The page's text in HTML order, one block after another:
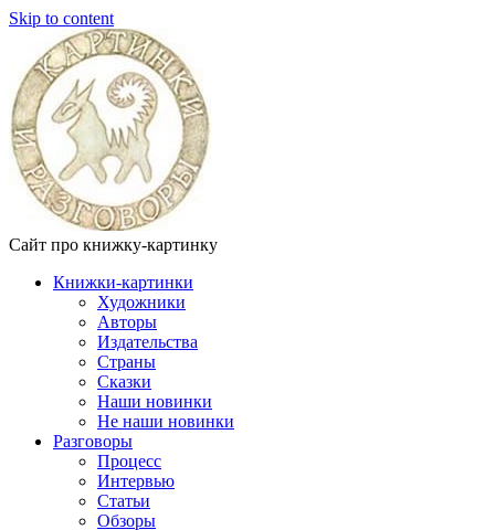
Skip to content
Сайт про книжку-картинку
Книжки-картинки
Художники
Авторы
Издательства
Страны
Сказки
Наши новинки
Не наши новинки
Разговоры
Процесс
Интервью
Статьи
Обзоры